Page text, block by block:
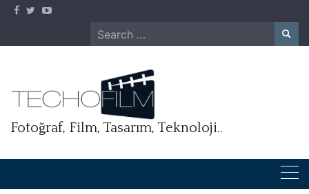
Skip
Search
for:
Fotoğraf, Film, Tasarım, Teknoloji..